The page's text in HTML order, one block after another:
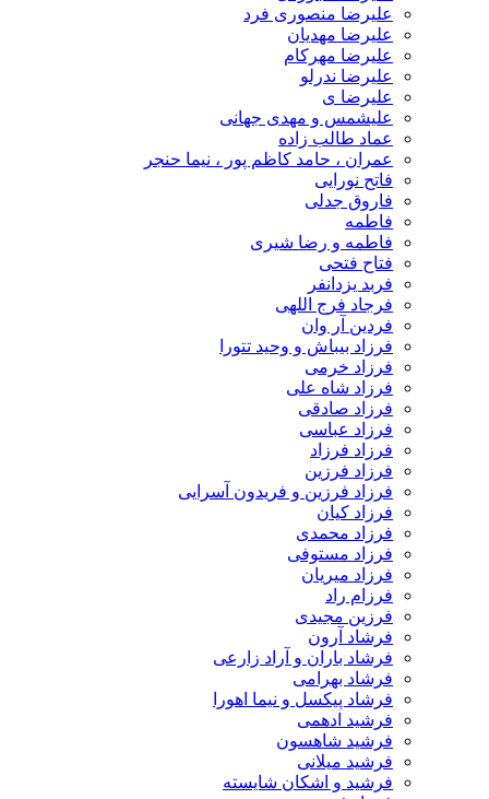
علیرضا منصوری فرد
علیرضا مهدیان
علیرضا مهرکام
علیرضا ندرلو
علیرضا ی
علیشمس و مهدی جهانی
عماد طالب زاده
عمران ، حامد کاظم پور ، نیما حنجر
فاتح نورایی
فاروق جدلی
فاطمه
فاطمه و رضا شیری
فتاح فتحی
فربد یزدانفر
فرجاد فرج اللهی
فردین آر وان
فرزاد بیباش و وحید تتورا
فرزاد خرمی
فرزاد شاه علی
فرزاد صادقی
فرزاد عباسی
فرزاد فرزاد
فرزاد فرزین
فرزاد فرزین و فریدون آسرایی
فرزاد کیان
فرزاد محمدی
فرزاد مستوفی
فرزاد میریان
فرزام راد
فرزین مجیدی
فرشاد آرون
فرشاد باران و آراد زارعی
فرشاد بهرامی
فرشاد پیکسل و نیما اهورا
فرشید ادهمی
فرشید شاهسون
فرشید میلانی
فرشید و اشکان شایسته